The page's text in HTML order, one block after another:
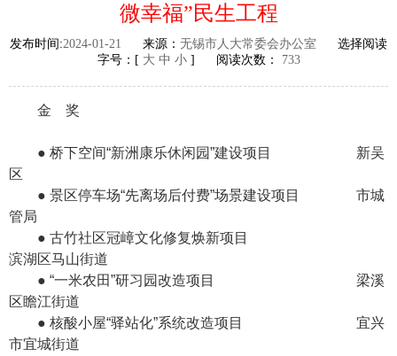
微幸福”民生工程
发布时间:2024-01-21 来源： 无锡市人大常委会办公室 选择阅读
字号：[ 大 中 小] 阅读次数： 733
金 奖
● 桥下空间“新洲康乐休闲园”建设项目 新吴
区
● 景区停车场“先离场后付费”场景建设项目 市城
管局
● 古竹社区冠嶂文化修复焕新项目
滨湖区马山街道
● “一米农田”研习园改造项目 梁溪
区瞻江街道
● 核酸小屋“驿站化”系统改造项目 宜兴
市宜城街道